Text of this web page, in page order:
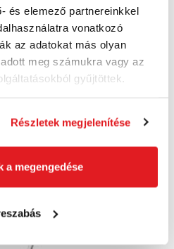
és elemező partnereinkkel
vonatkozó
az adatokat más olyan
meg számukra vagy az
gyűjtöttek.
Részletek megjelenítése
a megengedése
My First 1001420